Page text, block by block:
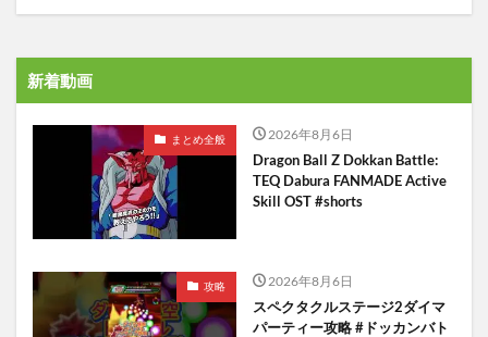
新着動画
まとめ全般 2026年8月6日
Dragon Ball Z Dokkan Battle:
TEQ Dabura FANMADE Active
Skill OST #shorts
攻略 2026年8月6日
スペクタクルステージ2ダイマ
パーティー攻略 #ドッカンバト